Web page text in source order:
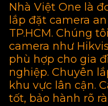
Nhà Việt One là
lắp đặt camera
TP.HCM. Chúng
camera như
phù hợp cho gia
nghiệp. Chuyên
khu vực lân cận.
tốt, bảo hành rõ